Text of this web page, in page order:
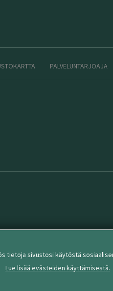
PALVELUNTARJOAJA
tietoja sivustosi käytöstä
Lue lisää evästeiden käyttämisestä.